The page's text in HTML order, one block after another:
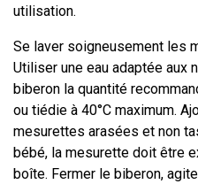
utilisation.
Se laver soigneusement les
Utiliser une eau adaptée aux
biberon la quantité
ou tiédie à 40°C maximum.
mesurettes arasées et non
bébé, la mesurette doit être
boîte. Fermer le biberon,